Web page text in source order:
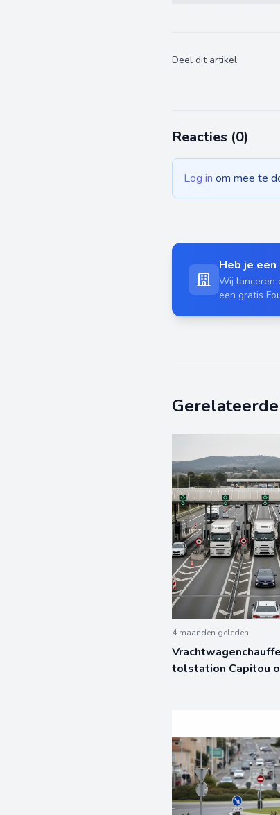
Deel dit artikel:
Reacties (0)
Log in om mee te
Heb je
Wij lanceren
een gratis
4 maanden geleden
tolstation Capitou